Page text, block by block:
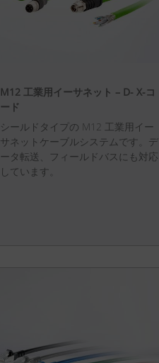
M12 工業用イーサネット – D- X-コ
ード
シールドタイプの M12 工業用イー
サネットケーブルシステムです。デ
ータ転送、フィールドバスにも対応
しています。